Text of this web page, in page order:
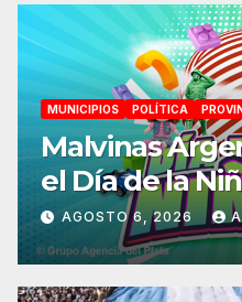
MUNICIPIOS POLÍTICA
Malvinas
el Día de la
jornadas de
espectáculos
para toda la
AGOSTO 6, 2026